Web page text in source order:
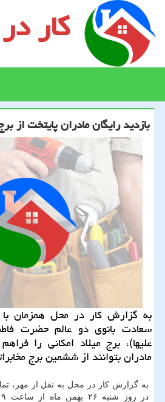
کار
بازدید رایگان مادران پایتخت از
به گزارش كار در محل همزمان
سعادت بانوی دو عالم حضرت
علیها)، برج میلاد امكانی را
مادران بتوانند از ششمین برج
به گزارش كار در محل به نقل از مهر،